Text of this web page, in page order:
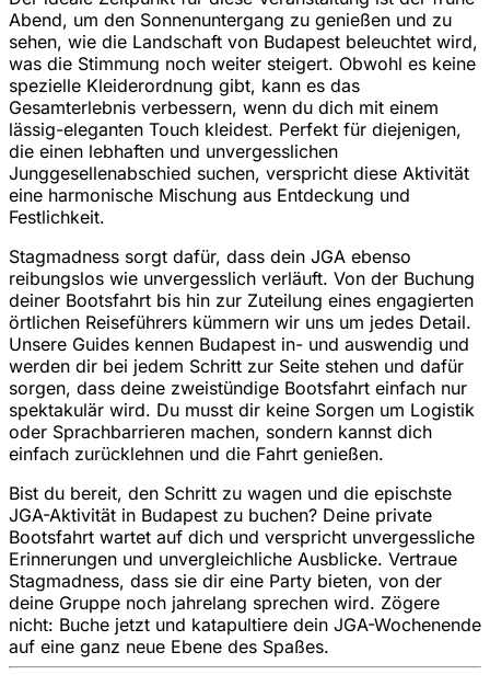
Abend, um den Sonnenuntergang zu genießen und zu
sehen, wie die Landschaft von Budapest beleuchtet wird,
was die Stimmung noch weiter steigert. Obwohl es keine
spezielle Kleiderordnung gibt, kann es das
Gesamterlebnis verbessern, wenn du dich mit einem
lässig-eleganten Touch kleidest. Perfekt für diejenigen,
die einen lebhaften und unvergesslichen
Junggesellenabschied suchen, verspricht diese Aktivität
eine harmonische Mischung aus Entdeckung und
Festlichkeit.
Stagmadness sorgt dafür, dass dein JGA ebenso
reibungslos wie unvergesslich verläuft. Von der Buchung
deiner Bootsfahrt bis hin zur Zuteilung eines engagierten
örtlichen Reiseführers kümmern wir uns um jedes Detail.
Unsere Guides kennen Budapest in- und auswendig und
werden dir bei jedem Schritt zur Seite stehen und dafür
sorgen, dass deine zweistündige Bootsfahrt einfach nur
spektakulär wird. Du musst dir keine Sorgen um Logistik
oder Sprachbarrieren machen, sondern kannst dich
einfach zurücklehnen und die Fahrt genießen.
Bist du bereit, den Schritt zu wagen und die epischste
JGA-Aktivität in Budapest zu buchen? Deine private
Bootsfahrt wartet auf dich und verspricht unvergessliche
Erinnerungen und unvergleichliche Ausblicke. Vertraue
Stagmadness, dass sie dir eine Party bieten, von der
deine Gruppe noch jahrelang sprechen wird. Zögere
nicht: Buche jetzt und katapultiere dein JGA-Wochenende
auf eine ganz neue Ebene des Spaßes.